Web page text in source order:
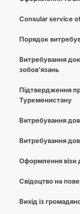
Consular service
Порядок
Витребування
зобов'язань
Підтвердження
Туркменистану
Витребування
Витребування
Оформлення візи
Свідоцтво на
Вихід із